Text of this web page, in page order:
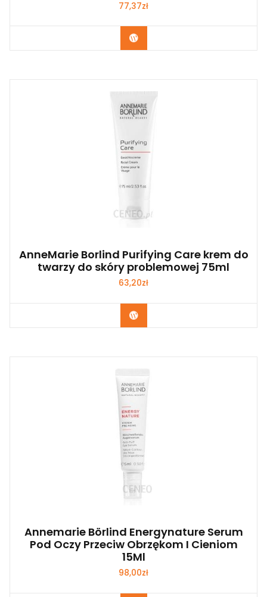
77,37zł
Zobacz
AnneMarie Borlind Purifying Care krem do
twarzy do skóry problemowej 75ml
63,20zł
Zobacz
Annemarie Börlind Energynature Serum
Pod Oczy Przeciw Obrzękom I Cieniom
15Ml
98,00zł